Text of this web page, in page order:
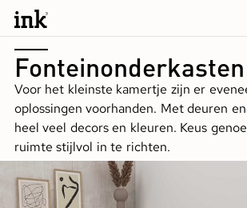
Fonteinonderkasten
Voor het kleinste kamertje zijn er
oplossingen voorhanden. Met deuren
heel veel decors en kleuren. Keus
ruimte stijlvol in te richten.